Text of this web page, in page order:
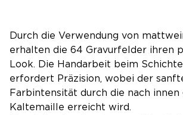
Durch die Verwendung von
erhalten die 64 Gravurfelder ihren
Look. Die Handarbeit beim
erfordert Präzision, wobei der
Farbintensität durch die nach
Kaltemaille erreicht wird.